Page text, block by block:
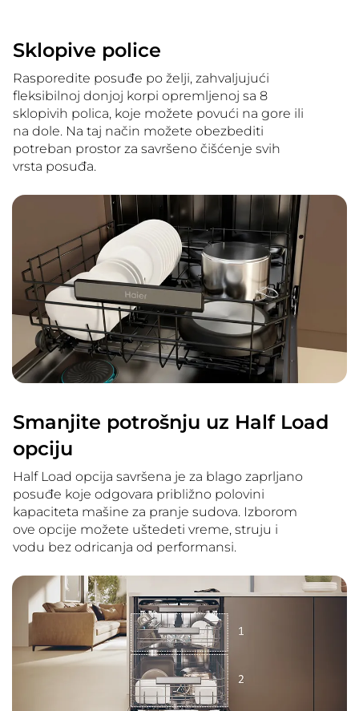
Sklopive police
Rasporedite posuđe po želji, zahvaljujući
fleksibilnoj donjoj korpi opremljenoj sa 8
sklopivih polica, koje možete povući na gore ili
na dole. Na taj način možete obezbediti
potreban prostor za savršeno čišćenje svih
vrsta posuđa.
Smanjite potrošnju uz Half Load
opciju
Half Load opcija savršena je za blago zaprljano
posuđe koje odgovara približno polovini
kapaciteta mašine za pranje sudova. Izborom
ove opcije možete uštedeti vreme, struju i
vodu bez odricanja od performansi.